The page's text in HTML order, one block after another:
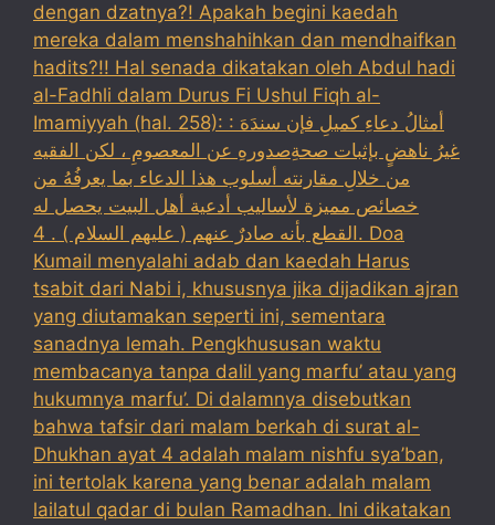
dengan dzatnya?! Apakah begini kaedah
mereka dalam menshahihkan dan mendhaifkan
hadits?!! Hal senada dikatakan oleh Abdul hadi
al-Fadhli dalam Durus Fi Ushul Fiqh al-
Imamiyyah (hal. 258): : أمثالُ دعاءِ كميلِ فإن سندَهَ
غيرُ ناهضٍ بإثبات صحةِصدورهِ عن المعصومِ ، لكن الفقيه
من خلالِ مقارنته أسلوب هذا الدعاء بما يعرفُهُ من
خصائص مميزة لأساليب أدعية أهل البيت يحصل له
القطع بأنه صادرٌ عنهم ( عليهم السلام ) . 4. Doa
Kumail menyalahi adab dan kaedah Harus
tsabit dari Nabi i, khususnya jika dijadikan ajran
yang diutamakan seperti ini, sementara
sanadnya lemah. Pengkhususan waktu
membacanya tanpa dalil yang marfu’ atau yang
hukumnya marfu’. Di dalamnya disebutkan
bahwa tafsir dari malam berkah di surat al-
Dhukhan ayat 4 adalah malam nishfu sya’ban,
ini tertolak karena yang benar adalah malam
lailatul qadar di bulan Ramadhan. Ini dikatakan